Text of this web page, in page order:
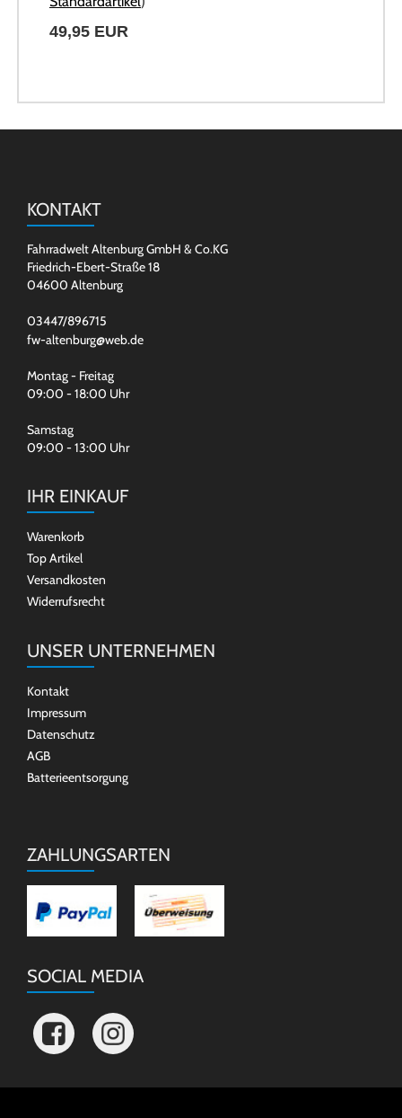
49,95 EUR
KONTAKT
Fahrradwelt Altenburg GmbH & Co.KG
Friedrich-Ebert-Straße 18
04600 Altenburg
03447/896715
fw-altenburg@web.de
Montag - Freitag
09:00 - 18:00 Uhr
Samstag
09:00 - 13:00 Uhr
IHR EINKAUF
Warenkorb
Top Artikel
Versandkosten
Widerrufsrecht
UNSER UNTERNEHMEN
Kontakt
Impressum
Datenschutz
AGB
Batterieentsorgung
ZAHLUNGSARTEN
SOCIAL MEDIA